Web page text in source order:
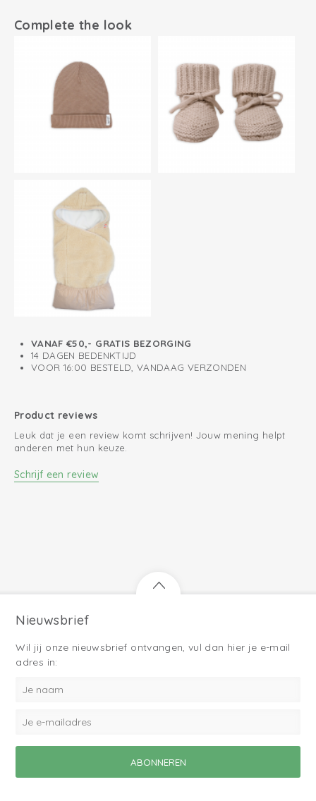
bewegen. Onze baby kruippakjes zijn ééndelig en superzacht
waardoor baby's rustig kunnen kruipen en bewegen in het
Zo houd jij je katoen producten zo lang mogelijk mooi
Oeko-Tex gecertificeerd: vrij van schadelijke stoffen
Gebreid katoen; ademend en zacht
Handige drukknoopsluiting tussen de benen
Complete the look
VANAF €50,- GRATIS BEZORGING
14 DAGEN BEDENKTIJD
VOOR 16:00 BESTELD, VANDAAG VERZONDEN
Product reviews
Leuk dat je een review komt schrijven! Jouw mening helpt
anderen met hun keuze.
Schrijf een review
Nieuwsbrief
Wil jij onze nieuwsbrief ontvangen, vul dan hier je e-mail
adres in: